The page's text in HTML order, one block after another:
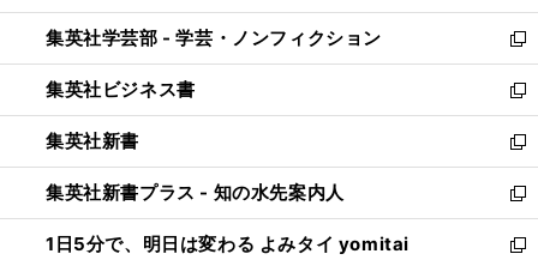
開
く
ウ
で
開
く
ン
ド
ウ
で
開
く
ウ
ィ
ン
ド
ウ
で
開
く
集英社学芸部 - 学芸・ノンフィクション
新
し
い
ウ
ィ
ン
ド
ウ
で
集英社ビジネス書
新
し
い
ウ
ィ
ン
ド
集英社新書
新
し
い
ウ
ィ
集英社新書プラス - 知の水先案内人
新
し
い
1日5分で、明日は変わる よみタイ yomitai
新